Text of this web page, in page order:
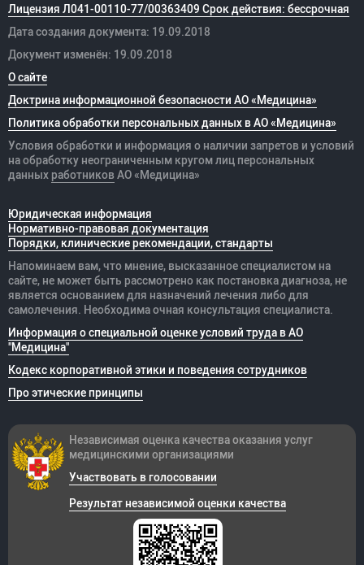
Лицензия Л041-00110-77/00363409 Срок действия: бессрочная
Дата создания документа: 19.09.2018
Документ изменён: 19.09.2018
О сайте
Доктрина информационной безопасности АО «Медицина»
Политика обработки персональных данных в АО «Медицина»
Условия обработки и информация о наличии запретов и условий
на обработку неограниченным кругом лиц персональных
данных работников АО «Медицина»
Юридическая информация
Нормативно-правовая документация
Порядки, клинические рекомендации, стандарты
Напоминаем вам, что мнение, высказанное специалистом на
сайте, не может быть рассмотрено как постановка диагноза, не
является основанием для назначений лечения либо для
самолечения. Необходима очная консультация специалиста.
Информация о специальной оценке условий труда в АО
"Медицина"
Кодекс корпоративной этики и поведения сотрудников
Про этические принципы
Независимая оценка качества оказания услуг
медицинскими организациями
Участвовать в голосовании
Результат независимой оценки качества